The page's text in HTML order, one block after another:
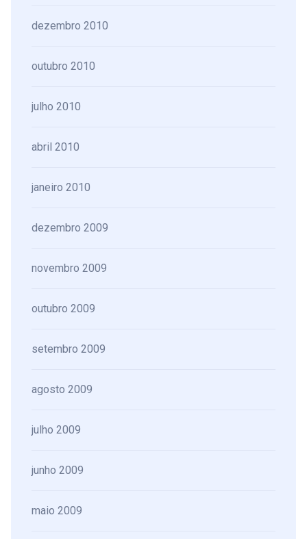
dezembro 2010
outubro 2010
julho 2010
abril 2010
janeiro 2010
dezembro 2009
novembro 2009
outubro 2009
setembro 2009
agosto 2009
julho 2009
junho 2009
maio 2009